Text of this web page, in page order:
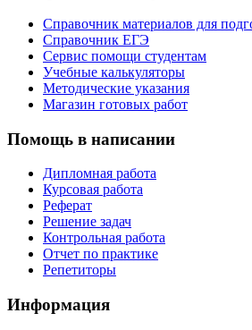
Справочник материалов для
Справочник ЕГЭ
Сервис помощи студентам
Учебные калькуляторы
Методические указания
Магазин готовых работ
Помощь в написании
Дипломная работа
Курсовая работа
Реферат
Решение задач
Контрольная работа
Отчет по практике
Репетиторы
Информация